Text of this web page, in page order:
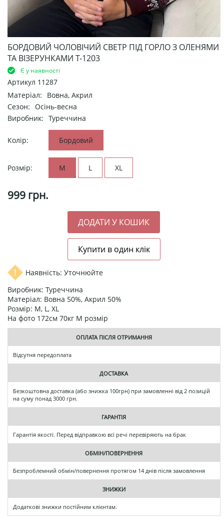
БОРДОВИЙ ЧОЛОВІЧИЙ СВЕТР ПІД ГОРЛО З ОЛЕНЯМИ
ТА ВІЗЕРУНКАМИ Т-1203
Є у наявності
Артикул 11287
Матеріал:
Вовна, Акрил
Сезон: Осінь-весна
Виробник: Туреччина
Колір: Бордовий
Розмір: M L XL
999 грн.
Наявність: Уточнюйте
Виробник: Туреччина
Матеріал: Вовна 50%, Акрил 50%
Розмір: M, L, XL
На фото 172см 70кг М розмір
ОПЛАТА ПІСЛЯ ОТРИМАННЯ
Відсутня передоплата
ДОСТАВКА
Безкоштовна доставка (або знижка 100грн) при замовленні від 2 позицій
на суму понад 3000 грн.
ГАРАНТІЯ
Гарантія якості. Перед відправкою всі речі перевіряють на брак
ОБМІН/ПОВЕРНЕННЯ
Безпроблемний обмін/повернення протягом 14 днів після замовлення
ЗНИЖКИ
Додаткові знижки постійним клієнтам.